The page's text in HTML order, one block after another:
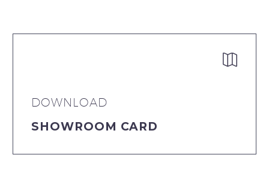


DOWNLOAD
SHOWROOM CARD